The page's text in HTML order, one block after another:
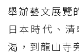
舉辦藝文展覽
日本時代、
渴，到龍山寺